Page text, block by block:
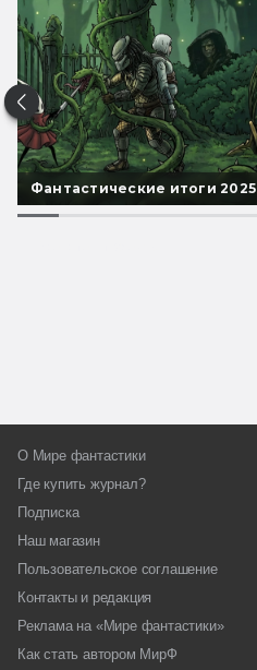
Фантастические итоги 2025
О Мире фантастики
Где купить журнал?
Подписка
Наш магазин
Пользовательское соглашение
Контакты и редакция
Реклама на «Мире фантастики»
Как стать автором МирФ